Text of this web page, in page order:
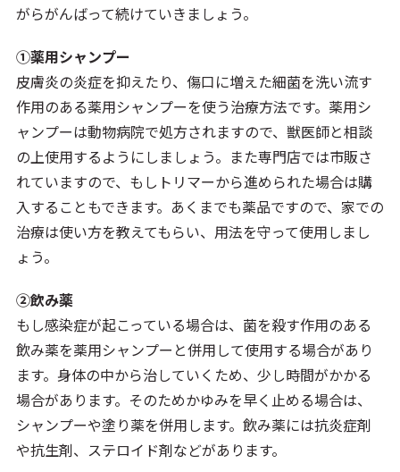
がらがんばって続けていきましょう。
①薬用シャンプー
皮膚炎の炎症を抑えたり、傷口に増えた細菌を洗い流す
作用のある薬用シャンプーを使う治療方法です。薬用シ
ャンプーは動物病院で処方されますので、獣医師と相談
の上使用するようにしましょう。また専門店では市販さ
れていますので、もしトリマーから進められた場合は購
入することもできます。あくまでも薬品ですので、家での
治療は使い方を教えてもらい、用法を守って使用しまし
ょう。
②飲み薬
もし感染症が起こっている場合は、菌を殺す作用のある
飲み薬を薬用シャンプーと併用して使用する場合があり
ます。身体の中から治していくため、少し時間がかかる
場合があります。そのためかゆみを早く止める場合は、
シャンプーや塗り薬を併用します。飲み薬には抗炎症剤
や抗生剤、ステロイド剤などがあります。